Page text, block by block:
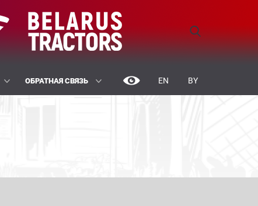
EN BY
ОБРАТНАЯ СВЯЗЬ